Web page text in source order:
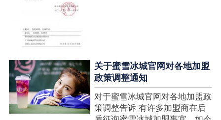
关于蜜雪冰城官网对各地加盟
政策调整通知
对于蜜雪冰城官网对各地加盟政
策调整告诉 有许多加盟商在后